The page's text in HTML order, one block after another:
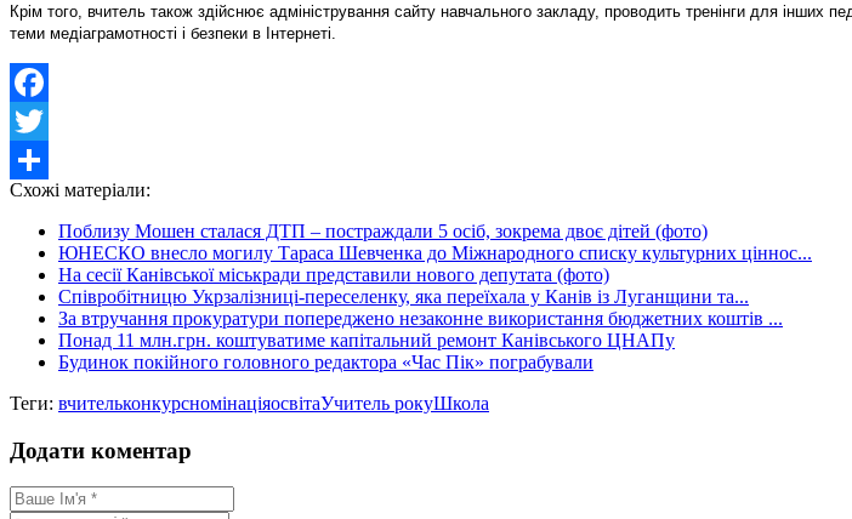
Крім того, вчитель також здійснює адміністрування сайту навчального закладу, проводить тренінги для інших
теми медіаграмотності і безпеки в Інтернеті.
Facebook
Twitter
Share
Схожі матеріали:
Поблизу Мошен сталася ДТП – постраждали 5 осіб, зокрема двоє дітей (фото)
ЮНЕСКО внесло могилу Тараса Шевченка до Міжнародного списку культурних ціннос...
На сесії Канівської міськради представили нового депутата (фото)
Cпівробітницю Укрзалізниці-переселенку, яка переїхала у Канів із Луганщини та...
За втручання прокуратури попереджено незаконне використання бюджетних коштів ...
Понад 11 млн.грн. коштуватиме капітальний ремонт Канівського ЦНАПу
Будинок покійного головного редактора «Час Пік» пограбували
Теги: вчительконкурсномінаціяосвітаУчитель рокуШкола
Додати коментар